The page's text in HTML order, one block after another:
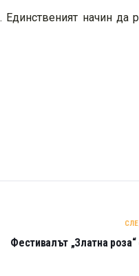
начин да
Фестивалът „Златна роза“